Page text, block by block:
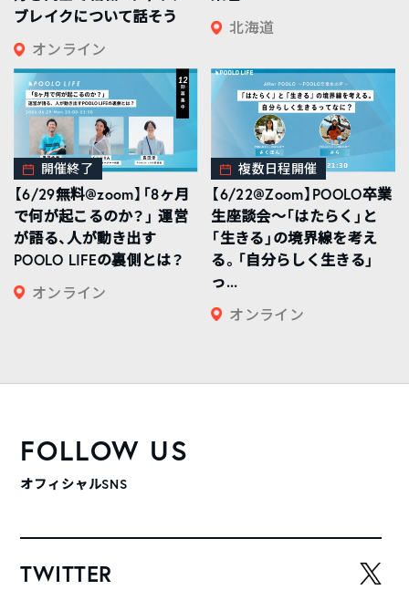
ブレイクについて話そう
オンライン
北海道
開催終了
【6/29無料@zoom】「8ヶ月
で何が起こるのか？」 運営
が語る、人が動き出す
POOLO LIFEの裏側とは？
オンライン
複数日程開催
【6/22@Zoom】POOLO卒業
生座談会〜「はたらく」と
「生きる」の境界線を考え
る。「自分らしく生きる」
っ...
オンライン
FOLLOW US
オフィシャルSNS
TWITTER